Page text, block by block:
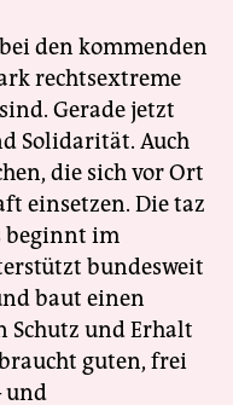
den kommenden
rechtsextreme
Gerade jetzt
Solidarität. Auch
die sich vor Ort
einsetzen. Die taz
beginnt im
bundesweit
baut einen
Schutz und Erhalt
guten, frei
und